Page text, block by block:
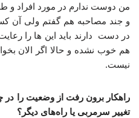
من دوست ندارم در مورد افراد و
و جند مصاحبه هم گفتم ولی آن
در دست دارند باید این ها را
هم خوب نشده و حالا اگر الان
نیست.
راهکار برون رفت از وضعیت را در
تغییر سرمربی یا راه‌های دیگر؟